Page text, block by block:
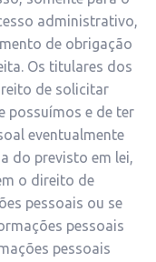
administrativo,
de obrigação
Os titulares dos
de solicitar
possuímos e de ter
eventualmente
do previsto em lei,
o direito de
pessoais ou se
pessoais
pessoais